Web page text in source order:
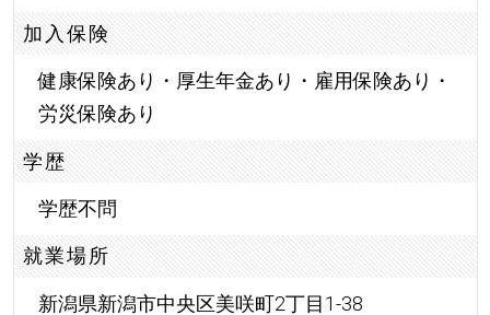
加入保険
健康保険あり・厚生年金あり・雇用保険あり・
労災保険あり
学歴
学歴不問
就業場所
新潟県新潟市中央区美咲町2丁目1-38